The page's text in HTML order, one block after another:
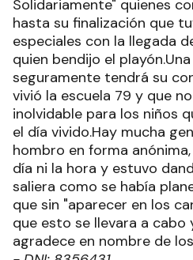
Solidariamente" quienes
hasta su finalización que
especiales con la llegada
quien bendijo el
seguramente tendrá su
vivió la escuela 79 y que
inolvidable para los niños
el día vivido.Hay mucha
hombro en forma
día ni la hora y estuvo
saliera como se había
que sin "aparecer en los
que esto se llevara a cabo
agradece en nombre de